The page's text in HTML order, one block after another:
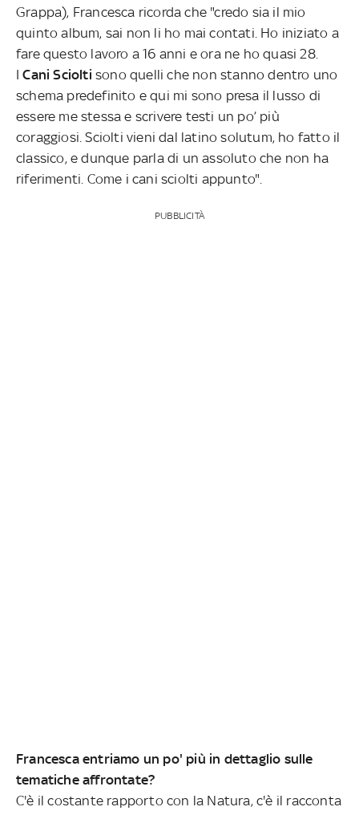
Grappa), Francesca ricorda che "credo sia il mio
quinto album, sai non li ho mai contati. Ho iniziato a
fare questo lavoro a 16 anni e ora ne ho quasi 28.
ICani Sciolti sono quelli che non stanno dentro uno
schema predefinito e qui mi sono presa il lusso di
essere me stessa e scrivere testi un po’ più
coraggiosi. Sciolti vieni dal latino solutum, ho fatto il
classico, e dunque parla di un assoluto che non ha
riferimenti. Come i cani sciolti appunto".
PUBBLICITÀ
Francesca entriamo un po' più in dettaglio sulle
tematiche affrontate?
C'è il costante rapporto con la Natura, c'è il racconta